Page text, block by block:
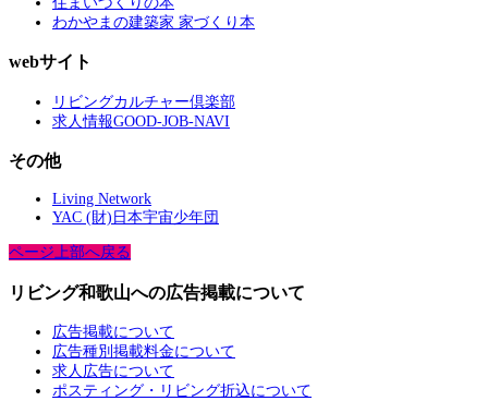
わかやまの建築家 家づくり本
webサイト
リビングカルチャー倶楽部
求人情報GOOD-JOB-NAVI
その他
Living Network
YAC (財)日本宇宙少年団
ページ上部へ戻る
リビング和歌山への広告掲載について
広告掲載について
広告種別掲載料金について
求人広告について
ポスティング・リビング折込について